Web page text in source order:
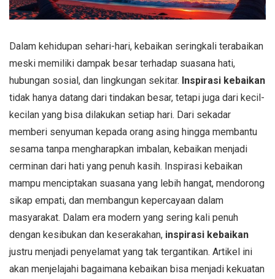
Dalam kehidupan sehari-hari, kebaikan seringkali terabaikan
meski memiliki dampak besar terhadap suasana hati,
hubungan sosial, dan lingkungan sekitar. Inspirasi kebaikan
tidak hanya datang dari tindakan besar, tetapi juga dari kecil-
kecilan yang bisa dilakukan setiap hari. Dari sekadar
memberi senyuman kepada orang asing hingga membantu
sesama tanpa mengharapkan imbalan, kebaikan menjadi
cerminan dari hati yang penuh kasih. Inspirasi kebaikan
mampu menciptakan suasana yang lebih hangat, mendorong
sikap empati, dan membangun kepercayaan dalam
masyarakat. Dalam era modern yang sering kali penuh
dengan kesibukan dan keserakahan, inspirasi kebaikan
justru menjadi penyelamat yang tak tergantikan. Artikel ini
akan menjelajahi bagaimana kebaikan bisa menjadi kekuatan